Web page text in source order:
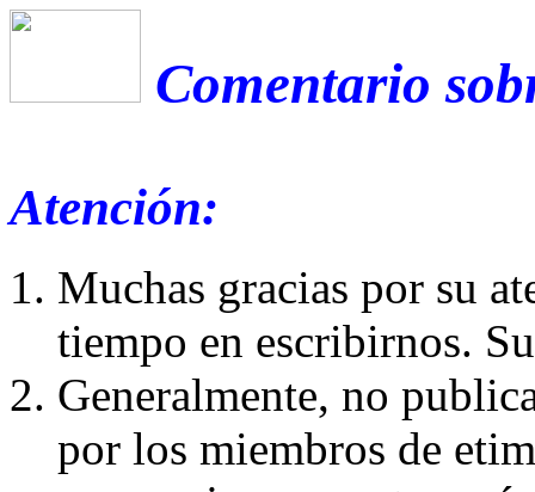
Comentario
Atención:
Muchas gracias por su
tiempo en escribirnos.
Generalmente, no
por los miembros de